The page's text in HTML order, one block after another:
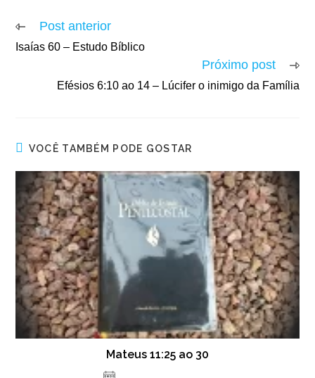
Post anterior
Isaías 60 – Estudo Bíblico
Próximo post
Efésios 6:10 ao 14 – Lúcifer o inimigo da Família
VOCÊ TAMBÉM PODE GOSTAR
Mateus 11:25 ao 30